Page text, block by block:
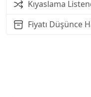
Kıyaslama
Fiyatı Düşünce